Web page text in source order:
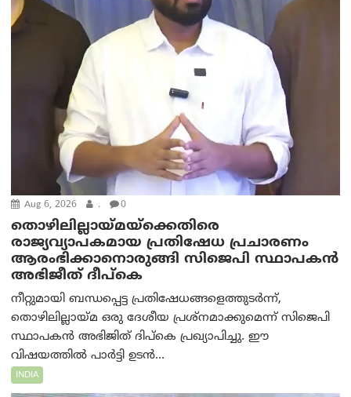
Aug 6, 2026 . 0
തൊഴിലില്ലായ്മയ്ക്കെതിരെ
രാജ്യവ്യാപകമായ പ്രതിഷേധ പ്രചാരണം
ആരംഭിക്കാനൊരുങ്ങി സിജെപി സ്ഥാപകന്‍
അഭിജീത് ദീപ്കെ
നീറ്റുമായി ബന്ധപ്പെട്ട പ്രതിഷേധങ്ങളെത്തുടർന്ന്,
തൊഴിലില്ലായ്മ ഒരു ദേശീയ പ്രശ്നമാക്കുമെന്ന് സിജെപി
സ്ഥാപകൻ അഭിജിത് ദിപ്കെ പ്രഖ്യാപിച്ചു. ഈ
വിഷയത്തിൽ പാർട്ടി ഉടൻ...
INDIA